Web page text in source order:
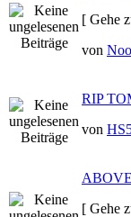
[ Gehe
von
RIP
von
[ Gehe